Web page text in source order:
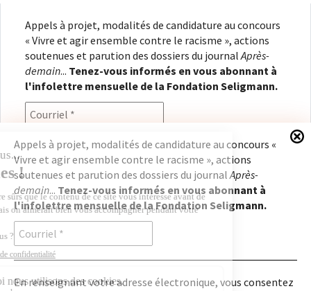
Appels à projet, modalités de candidature au concours
« Vivre et agir ensemble contre le racisme », actions
soutenues et parution des dossiers du journal Après-
demain... Tenez-vous informés en vous abonnant à
l'infolettre mensuelle de la Fondation Seligmann.
En renseignant votre adresse électronique, vous
consentez à recevoir l'infolettre de la Fondation
Seligmann, conformément à notrepolitique de
confidentialité. Il vous sera possible de vous
désabonner à tout moment.
Appels à projet, modalités de candidature au concours «
Vivre et agir ensemble contre le racisme », actions
soutenues et parution des dossiers du journalAprès-
demain... Tenez-vous informés en vous abonnant à
l'infolettre mensuelle de la Fondation Seligmann.
En renseignant votre adresse électronique, vous consentez